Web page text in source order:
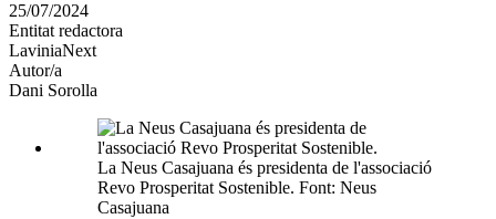
altres
xarxes
socials
25/07/2024
Entitat redactora
LaviniaNext
Autor/a
Dani Sorolla
La Neus Casajuana és presidenta de l'associació
Revo Prosperitat Sostenible. Font: Neus
Casajuana